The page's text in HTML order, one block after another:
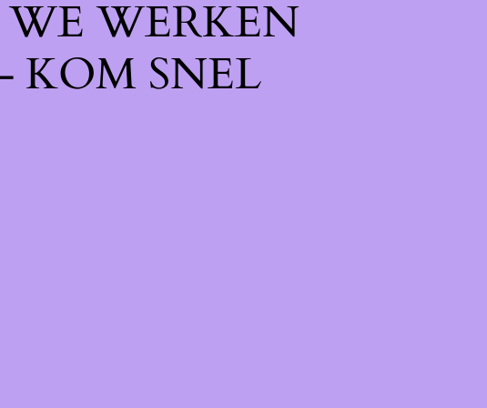
WE WERKEN
KOM SNEL